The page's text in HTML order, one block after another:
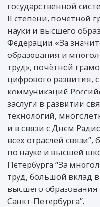
государственной
II степени, почётной
науки и высшего
Федерации «За
образования и
труд», почётной
цифрового развития,
коммуникаций
заслуги в развитии
технологий,
и в связи с Днем
всех отраслей
по науке и высшей
Петербурга “За
труд, большой вклад
высшего
Санкт-Петербурга”.